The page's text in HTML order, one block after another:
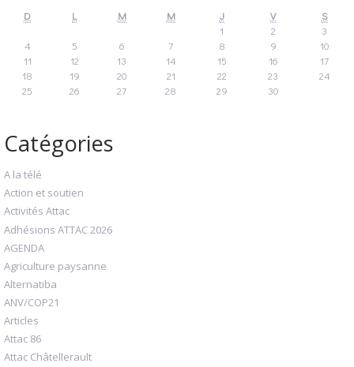
D L M M J V
S
1
2
3
4
5 6 7 8 9
10
11
12 13 14 15 16
17
18
19 20 21 22 23
24
25
26 27 28 29 30
Catégories
A la télé
Action et soutien
Activités Attac
Adhésions ATTAC 2026
AGENDA
Agriculture paysanne
Alternatiba
ANV/COP21
Articles
Attac 86
Attac Châtellerault